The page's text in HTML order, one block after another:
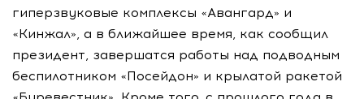
гиперзвуковые комплексы «Авангард» и
«Кинжал», а в ближайшее время, как сообщил
президент, завершатся работы над подводным
беспилотником «Посейдон» и крылатой ракетой